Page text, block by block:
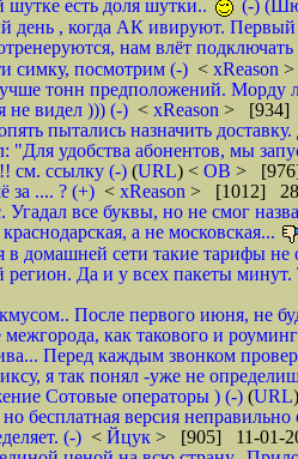
есть доля шутки..
(-)
день , когда АК ивируют. Первый
нам влёт подключать
симку, посмотрим (-) < xReason
тонн предположений. Морду
не видел ))) (-) < xReason > [934]
пытались назначить
"Для удобства абонентов, мы
см. ссылку (-) (URL) < ОВ >
за .... ? (+) < xReason > [1012]
Угадал все буквы, но не смог
а не московская...
в домашней сети такие тарифы не
регион. Да и у всех пакеты
После первого июня, не
межгорода, как такового и
Перед каждым звонком
я так понял -уже не
Сотовые операторы ) (-) (URL
бесплатная версия
(-) < Йцук > [905] 11-01-